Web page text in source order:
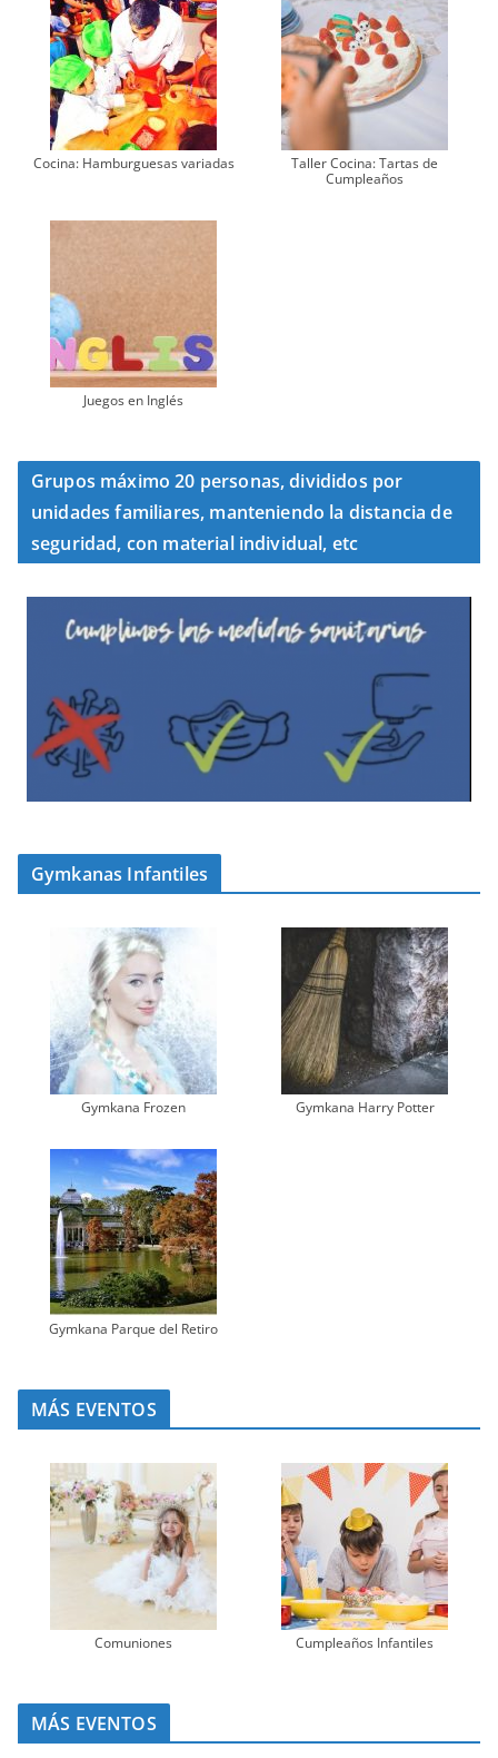
Cocina: Hamburguesas variadas
Taller Cocina: Tartas de
Cumpleaños
Juegos en Inglés
Grupos máximo 20 personas, divididos por
unidades familiares, manteniendo la distancia de
seguridad, con material individual, etc
Gymkanas Infantiles
Gymkana Frozen Gymkana Harry Potter
Gymkana Parque del Retiro
MÁS EVENTOS
Comuniones Cumpleaños Infantiles
MÁS EVENTOS